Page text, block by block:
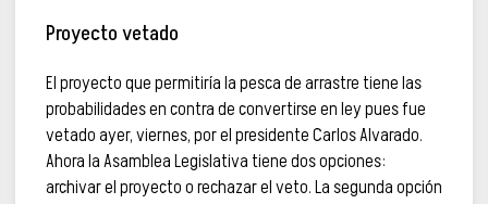
Proyecto vetado
El proyecto que permitiría la pesca de arrastre tiene las
probabilidades en contra de convertirse en ley pues fue
vetado ayer, viernes, por el presidente Carlos Alvarado.
Ahora la Asamblea Legislativa tiene dos opciones:
archivar el proyecto o rechazar el veto. La segunda opción